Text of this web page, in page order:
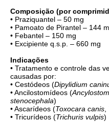
Composição (por
• Praziquantel – 50 mg
• Pamoato de Pirantel – 144
• Febantel – 150 mg
• Excipiente q.s.p. – 660 mg
Indicações
• Tratamento e controle das
causadas por:
• Cestódeos (Dipylidium
• Ancilostomídeos (
stenocephala)
• Ascarídeos (Toxocara canis,
• Tricurídeos (Trichuris vulpis)